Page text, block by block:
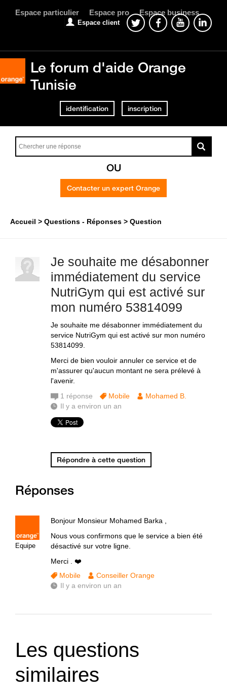
Espace particulier Espace pro Espace business
Espace client
Le forum d'aide Orange
Tunisie
identification inscription
OU
Contacter un expert Orange
Accueil Questions - Réponses Question
Je souhaite me désabonner
immédiatement du service
NutriGym qui est activé sur
mon numéro 53814099
Je souhaite me désabonner immédiatement du
service NutriGym qui est activé sur mon numéro
53814099.
Merci de bien vouloir annuler ce service et de
m'assurer qu'aucun montant ne sera prélevé à
l'avenir.
1 réponse Mobile
Mohamed B.
Il y a environ un an
Répondre à cette question
Réponses
Equipe
Bonjour Monsieur Mohamed Barka ,
Nous vous confirmons que le service a bien été
désactivé sur votre ligne.
Merci . ❤️
Mobile
Conseiller Orange
Il y a environ un an
Les questions
similaires